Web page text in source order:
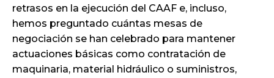
retrasos en la ejecución del CAAF e, incluso,
hemos preguntado cuántas mesas de
negociación se han celebrado para mantener
actuaciones básicas como contratación de
maquinaria, material hidráulico o suministros,